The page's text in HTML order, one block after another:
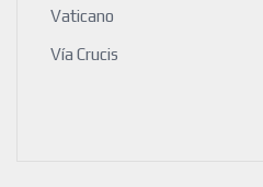
Vaticano
Vía Crucis